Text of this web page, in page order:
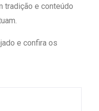
tradição e conteúdo
e confira os